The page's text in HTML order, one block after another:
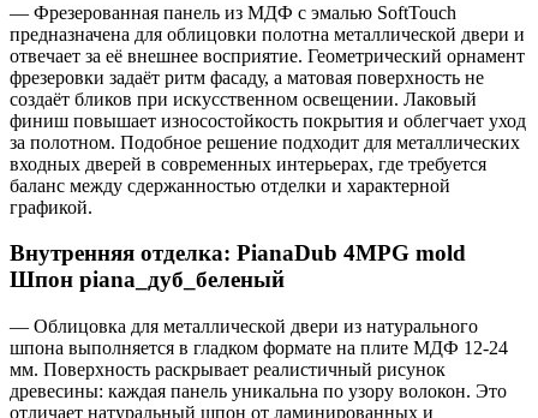
— Фрезерованная панель из МДФ с эмалью SoftTouch
предназначена для облицовки полотна металлической двери и
отвечает за её внешнее восприятие. Геометрический орнамент
фрезеровки задаёт ритм фасаду, а матовая поверхность не
создаёт бликов при искусственном освещении. Лаковый
финиш повышает износостойкость покрытия и облегчает уход
за полотном. Подобное решение подходит для металлических
входных дверей в современных интерьерах, где требуется
баланс между сдержанностью отделки и характерной
графикой.
Внутренняя отделка: PianaDub 4MPG mold
Шпон piana_дуб_беленый
— Облицовка для металлической двери из натурального
шпона выполняется в гладком формате на плите МДФ 12-24
мм. Поверхность раскрывает реалистичный рисунок
древесины: каждая панель уникальна по узору волокон. Это
отличает натуральный шпон от ламинированных и